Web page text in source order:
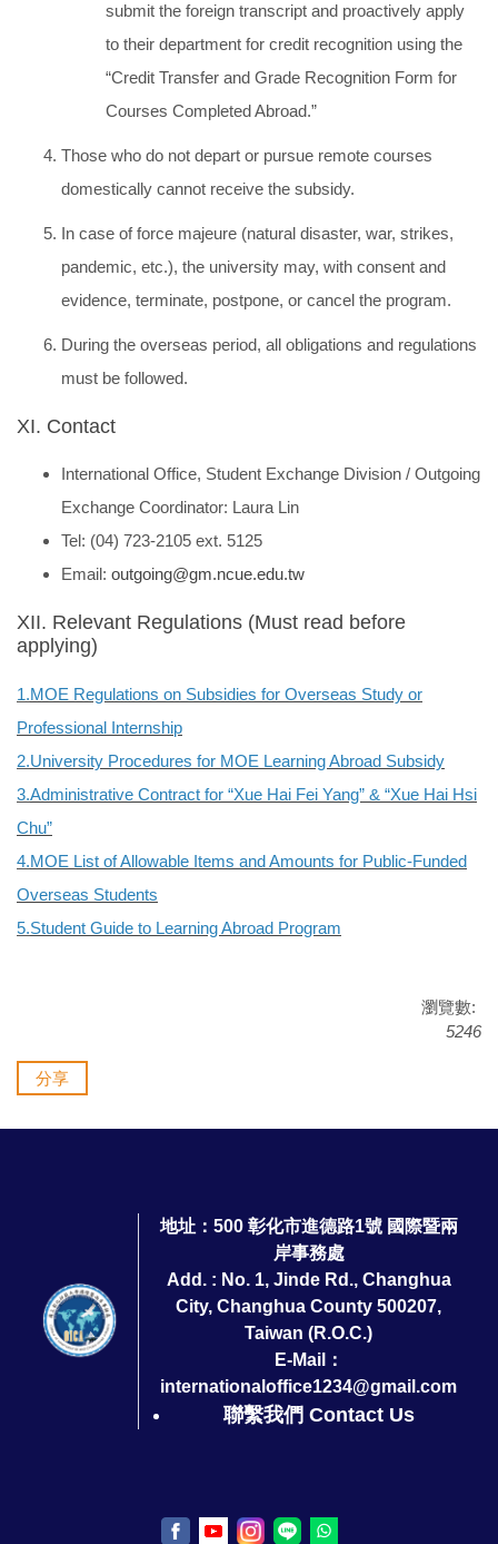
submit the foreign transcript and proactively apply
to their department for credit recognition using the
“Credit Transfer and Grade Recognition Form for
Courses Completed Abroad.”
Those who do not depart or pursue remote courses
domestically cannot receive the subsidy.
In case of force majeure (natural disaster, war, strikes,
pandemic, etc.), the university may, with consent and
evidence, terminate, postpone, or cancel the program.
During the overseas period, all obligations and regulations
must be followed.
XI. Contact
International Office, Student Exchange Division / Outgoing
Exchange Coordinator: Laura Lin
Tel: (04) 723-2105 ext. 5125
Email: outgoing@gm.ncue.edu.tw
XII. Relevant Regulations (Must read before
applying)
1.MOE Regulations on Subsidies for Overseas Study or
Professional Internship
2.University Procedures for MOE Learning Abroad Subsidy
3.Administrative Contract for “Xue Hai Fei Yang” & “Xue Hai Hsi
Chu”
4.MOE List of Allowable Items and Amounts for Public-Funded
Overseas Students
5.Student Guide to Learning Abroad Program
瀏覽數:
5246
分享
地址：500 彰化市進德路1號 國際暨兩
岸事務處
Add. : No. 1, Jinde Rd., Changhua
City, Changhua County 500207,
Taiwan (R.O.C.)
E-Mail：
internationaloffice1234@gmail.com
聯繫我們 Contact Us